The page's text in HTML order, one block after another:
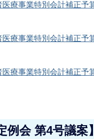
療事業特別会計補正予
療事業特別会計補正予
療事業特別会計補正予
例会 第4号議案